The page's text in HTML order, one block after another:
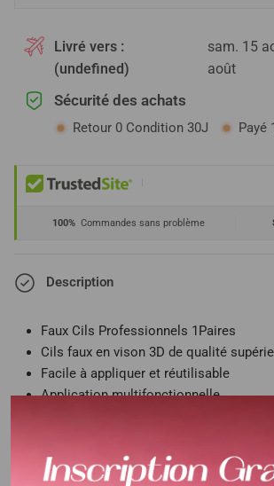
Livré vers :
(undefined)
sam. 15
août
Sécurité des achats
Retour 0 Condition 30J Payé
100% Commandes sans problème
Description
Faux Cils Professionnels 1Paires
Cils faux en vison 3D de qualité
Facile à appliquer et réutilisable
Application multifonctionnelle